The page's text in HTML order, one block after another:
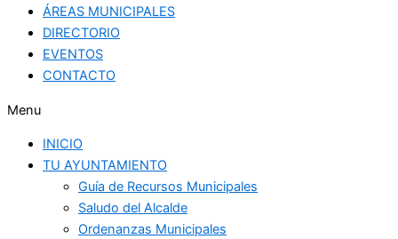
ÁREAS MUNICIPALES
DIRECTORIO
EVENTOS
CONTACTO
Menu
INICIO
TU AYUNTAMIENTO
Guía de Recursos Municipales
Saludo del Alcalde
Ordenanzas Municipales